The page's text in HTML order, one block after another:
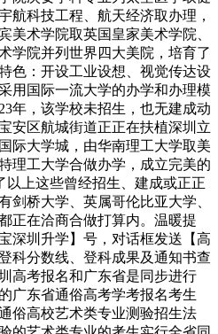
航科技工程、航天经济取办理，
美术学院取英国皇家美术学院、
学院并列世界四大美院，培育了
色：开设工业设想、视觉传达设
用国际一流大学的办学和办理模
年，该学校未招生，也无建成动
安区航城街道正正在扶植深圳立
际大学城，由华南理工大学取美
理工大学合做办学，成立完美的
以上这些曾经招生、建成或正正
剑桥大学、英属哥伦比亚大学、
正在洽商合做打算内。温暖提
深圳升学】号，对话框发送【高
科分数线、登科成果及通知书查
高考报名和广东省是同步进行
广东省通俗高考学考报名考生
俗高校艺术类专业测验招生法